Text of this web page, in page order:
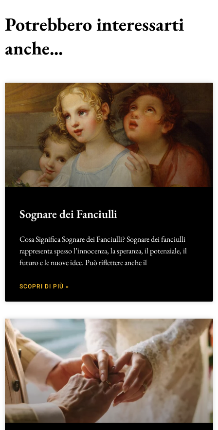
Potrebbero interessarti
anche...
Sognare dei Fanciulli
Cosa Significa Sognare dei Fanciulli? Sognare dei fanciulli
rappresenta spesso l’innocenza, la speranza, il potenziale, il
futuro e le nuove idee. Può riflettere anche il
SCOPRI DI PIÙ »